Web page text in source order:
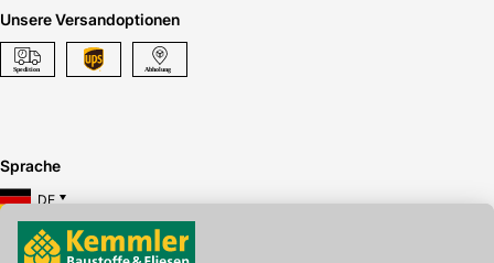
Unsere Versandoptionen
Sprache
DE